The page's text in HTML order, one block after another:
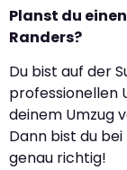
Planst du
Randers?
Du bist auf der
professionellen
deinem Umzug
Dann bist du
genau richtig!